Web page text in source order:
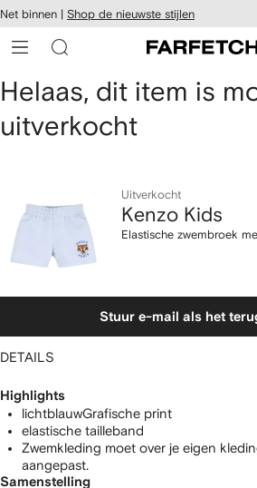
over en
naar de
Net binnen | Shop de nieuwste stijlen
Kenzo
Kids
zwembroek
met
grafische
print
Helaas, dit item is
uitverkocht
Uitverkocht
Kenzo Kids
Elastische zwembroek
Stuur e-mail als het
DETAILS
Highlights
lichtblauwGrafische print
elastische tailleband
Zwemkleding moet over je eigen
aangepast.
Samenstelling